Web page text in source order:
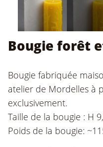
Bougie forêt
Bougie fabriquée
atelier de Mordelles à
exclusivement.
Taille de la bougie : H
Poids de la bougie: